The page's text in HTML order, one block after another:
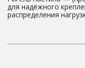
для надёжного
распределения